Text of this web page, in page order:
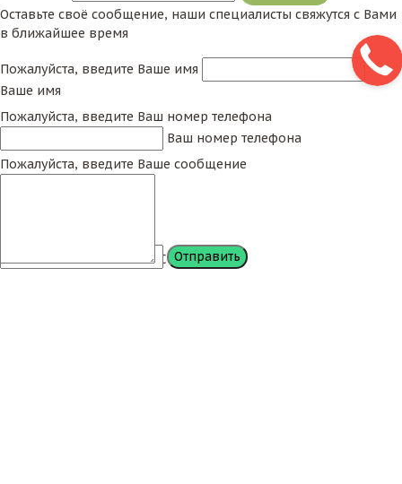
Оставьте своё сообщение, наши специалисты свяжутся с Вами
в ближайшее время
Пожалуйста, введите Ваше имя
Ваше имя
Пожалуйста, введите Ваш номер телефона
Ваш номер телефона
Пожалуйста, введите Ваше сообщение
Сообщение